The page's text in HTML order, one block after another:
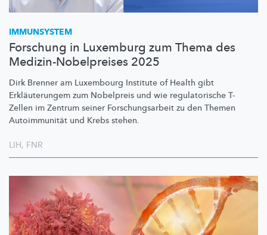
IMMUNSYSTEM
Forschung in Luxemburg zum Thema des
Medizin-Nobelpreises 2025
Dirk Brenner am Luxembourg Institute of Health gibt
Erkläuterungem zum Nobelpreis und wie regulatorische T-
Zellen im Zentrum seiner Forschungsarbeit zu den Themen
Autoimmunität und Krebs stehen.
LIH, FNR